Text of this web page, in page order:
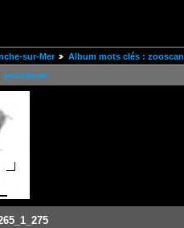
sur-Mer Album mots clés : zooscan
précédente